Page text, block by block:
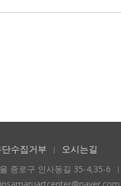
수집거부 오시는길
종로구 인사동길 35-4,35-6